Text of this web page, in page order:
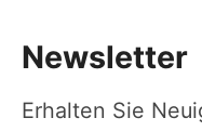
Newsletter
Erhalten Sie